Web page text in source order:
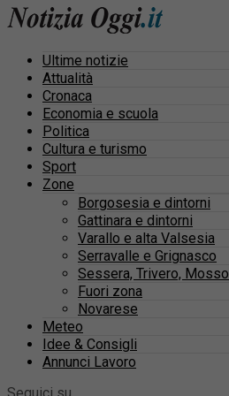
Ultime notizie
Attualità
Cronaca
Economia e scuola
Politica
Cultura e turismo
Sport
Zone
Borgosesia e dintorni
Gattinara e dintorni
Varallo e alta Valsesia
Serravalle e Grignasco
Sessera, Trivero, Mosso
Fuori zona
Novarese
Meteo
Idee & Consigli
Annunci Lavoro